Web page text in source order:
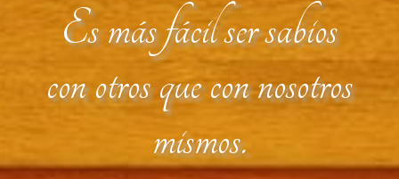
Es más fácil ser sabios
con otros que con nosotros
mismos.